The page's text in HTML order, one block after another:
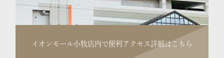
イオンモール小牧店内で便利 アクセス詳細はこちら